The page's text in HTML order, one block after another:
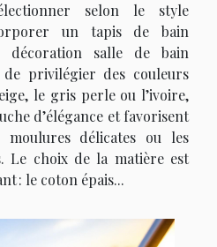
selon le style
un tapis de bain
décoration salle de bain
privilégier des couleurs
le gris perle ou l’ivoire,
d’élégance et favorisent
moulures délicates ou les
Le choix de la matière est
: le coton épais...